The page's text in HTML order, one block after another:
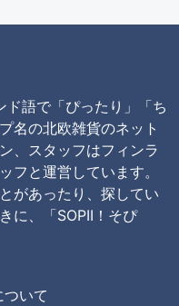
ド語で「ぴったり」「ち
名の北欧雑貨のネット
、スタッフはフィンラ
フと運営しています。
があったり、探してい
に、「SOPII！そぴ
いて